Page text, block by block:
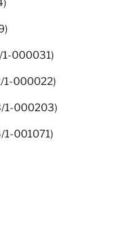
1-000031)
1-000022)
1-000203)
1-001071)